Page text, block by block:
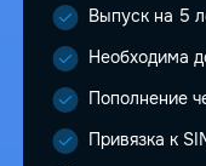
Выпуск на 5
Необходима
Пополнение
Привязка к